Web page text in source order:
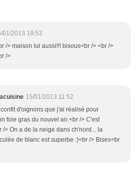
01/2013 19:53
/> maison lui aussi!!! bisous<br /> <br />
/>
15/01/2013 11:52
d'oignons que j'ai réalisé pour
foie gras du nouvel an.<br /> C'est
/> On a de la neige dans ch'nord... la
de blanc est superbe :)<br /> Bises<br